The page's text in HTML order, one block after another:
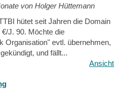
von Holger Hüttemann
hütet seit Jahren die Domain
J. 90. Möchte die
Organisation" evtl. übernehmen,
und fällt...
Ansicht